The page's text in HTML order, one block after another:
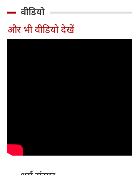
सावधान
का जन्म
वीडियो
और भी वीडियो देखें